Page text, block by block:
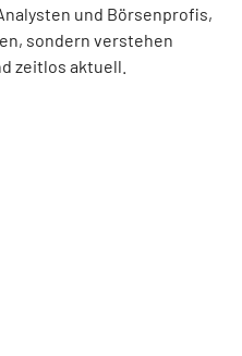
und Börsenprofis,
sondern verstehen
zeitlos aktuell.